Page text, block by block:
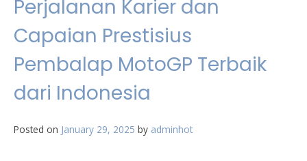
Perjalanan Karier dan
Capaian Prestisius
Pembalap MotoGP Terbaik
dari Indonesia
Posted on January 29, 2025 by adminhot